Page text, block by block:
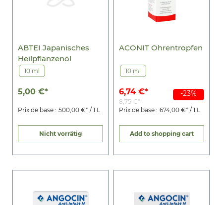
ABTEI Japanisches
Heilpflanzenöl
10 ml
5,00 €*
Prix de base : 500,00 €* / 1 L
Nicht vorrätig
-23%
ACONIT Ohrentropfen
10 ml
6,74 €*
8,75 €*
Prix de base : 674,00 €* / 1 L
Add to shopping cart